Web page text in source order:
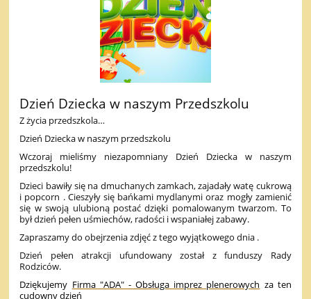
Dzień Dziecka w naszym Przedszkolu
Z życia przedszkola…
Dzień Dziecka w naszym przedszkolu
Wczoraj mieliśmy niezapomniany Dzień Dziecka w naszym
przedszkolu!
Dzieci bawiły się na dmuchanych zamkach, zajadały watę cukrową
i popcorn . Cieszyły się bańkami mydlanymi oraz mogły zamienić
się w swoją ulubioną postać dzięki pomalowanym twarzom. To
był dzień pełen uśmiechów, radości i wspaniałej zabawy.
Zapraszamy do obejrzenia zdjęć z tego wyjątkowego dnia .
Dzień pełen atrakcji ufundowany został z funduszy Rady
Rodziców.
Dziękujemy Firma "ADA" - Obsługa imprez plenerowych za ten
cudowny dzień